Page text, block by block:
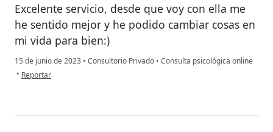
Excelente servicio, desde que voy con ella me
he sentido mejor y he podido cambiar cosas en
mi vida para bien:)
15 de junio de 2023 • Consultorio Privado • Consulta psicológica online
• en opinión del usuario Kathia Álvarez
Reportar